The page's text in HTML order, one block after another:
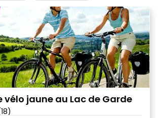
vélo jaune au Lac de Garde